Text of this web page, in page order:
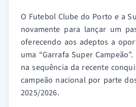
O Futebol Clube do Porto e a
novamente para lançar um
oferecendo aos adeptos a
uma “Garrafa Super
na sequência da recente
campeão nacional por parte
2025/2026.